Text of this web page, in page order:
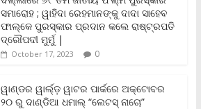
l
y
ସମାରୋହ ; ୱାହିଦା ରେହମାନଙ୍କୁ ଦାଦା ସାହେବ
ଫାଲ୍‌କେ ପୁରସ୍କାର ପ୍ରଦାନ କଲେ ରାଷ୍ଟ୍ରପତି
ଦ୍ରୌପଦୀ ମୁର୍ମୁ |
October 17, 2023 0
ୱାଣ୍ଡର ୱାର୍ଲ୍‌ଡ଼ ୱାଟର ପାର୍କରେ ଅକ୍ଟୋବର
୨୦ ରୁ ଦାଣ୍ଡିଆ ଧମାଲ୍ “ଲେଟସ୍ ନାଚୋ”